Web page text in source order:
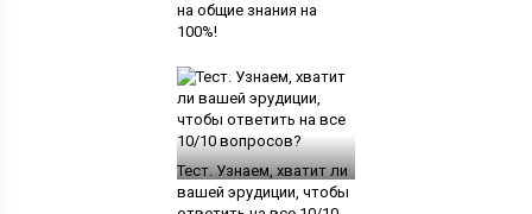
на общие знания на
100%!
Тест. Узнаем, хватит ли
вашей эрудиции, чтобы